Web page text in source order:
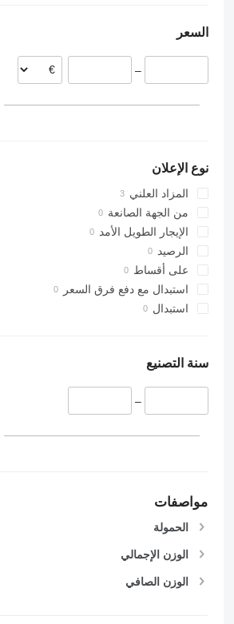
السعر
–
نوع الإعلان
المزاد العلني
من الجهة الصانعة
الإيجار الطويل الأمد
الرصيد
على أقساط
استبدال مع دفع فرق السعر
استبدال
سنة التصنيع
–
مواصفات
الحمولة
الوزن الإجمالي
الوزن الصافي